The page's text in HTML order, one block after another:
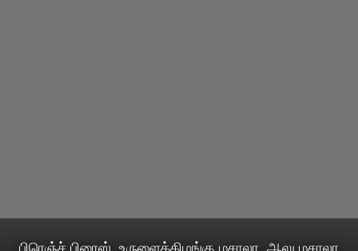
பிரெஞ்ச் பிரைஸ், உருளைக்கிழங்கு மசாலா, ஆலு மசாலா